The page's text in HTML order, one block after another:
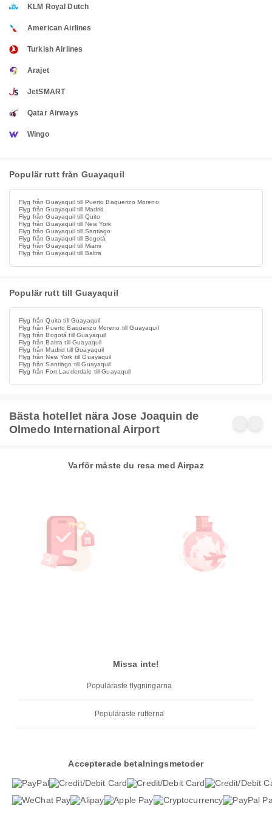
KLM Royal Dutch
American Airlines
Turkish Airlines
Arajet
JetSMART
Qatar Airways
Wingo
Populär rutt från Guayaquil
Flyg från Guayaquil till Puerto Baquerizo Moreno
Flyg från Guayaquil till Madrid
Flyg från Guayaquil till Quito
Flyg från Guayaquil till New York
Flyg från Guayaquil till Santiago
Flyg från Guayaquil till Bogotá
Flyg från Guayaquil till Miami
Flyg från Guayaquil till Baltra
Populär rutt till Guayaquil
Flyg från Quito till Guayaquil
Flyg från Puerto Baquerizo Moreno till Guayaquil
Flyg från Bogotá till Guayaquil
Flyg från Baltra till Guayaquil
Flyg från Madrid till Guayaquil
Flyg från New York till Guayaquil
Flyg från Santiago till Guayaquil
Flyg från Fort Lauderdale till Guayaquil
Bästa hotellet nära Jose Joaquin de
Olmedo International Airport
Varför måste du resa med Airpaz
Missa inte!
Populäraste flygningarna
Populäraste rutterna
Accepterade betalningsmetoder